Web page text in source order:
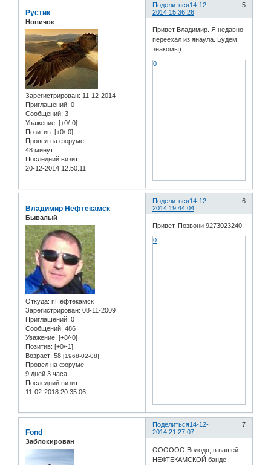
Поделиться 5
14-12-
2014 15:36:26
Рустик
Новичок
Зарегистрирован: 11-12-2014
Приглашений: 0
Сообщений: 3
Уважение: [+0/-0]
Позитив: [+0/-0]
Провел на форуме:
48 минут
Последний визит:
20-12-2014 12:50:11
Привет Владимир. Я недавно
переехал из янаула. Будем
знакомы)
0
Поделиться 6
14-12-
2014 19:44:04
Владимир Нефтекамск
Бывалый
Откуда: г.Нефтекамск
Зарегистрирован: 08-11-2009
Приглашений: 0
Сообщений: 486
Уважение: [+8/-0]
Позитив: [+0/-1]
Возраст: 58 [1968-02-08]
Провел на форуме:
9 дней 3 часа
Последний визит:
11-02-2018 20:35:06
Привет. Позвони 9273023240.
0
Поделиться 7
14-12-
2014 21:27:07
Fond
Заблокирован
ОООООО Володя, в вашей
НЕФТЕКАМСКОЙ банде